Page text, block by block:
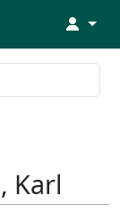
↓
Karl